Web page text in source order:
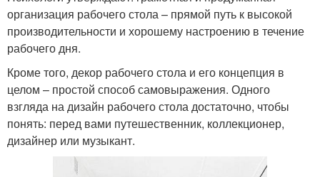
организация рабочего стола – прямой путь к высокой
производительности и хорошему настроению в течение
рабочего дня.
Кроме того, декор рабочего стола и его концепция в
целом – простой способ самовыражения. Одного
взгляда на дизайн рабочего стола достаточно, чтобы
понять: перед вами путешественник, коллекционер,
дизайнер или музыкант.